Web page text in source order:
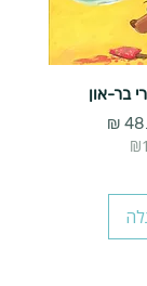
בר-און
מבצע